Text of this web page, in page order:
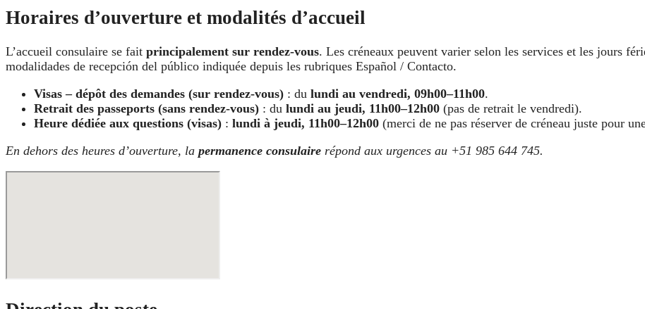
Horaires d’ouverture et modalités d’accueil
L’accueil consulaire se fait principalement sur rendez-vous. Les créneaux peuvent varier selon les services et les jours
modalidades de recepción del público indiquée depuis les rubriques Español / Contacto.
Visas – dépôt des demandes (sur rendez-vous) : du lundi au vendredi, 09h00–11h00.
Retrait des passeports (sans rendez-vous) : du lundi au jeudi, 11h00–12h00 (pas de retrait le vendredi).
Heure dédiée aux questions (visas) : lundi à jeudi, 11h00–12h00 (merci de ne pas réserver de créneau juste pour
En dehors des heures d’ouverture, la permanence consulaire répond aux urgences au +51 985 644 745.